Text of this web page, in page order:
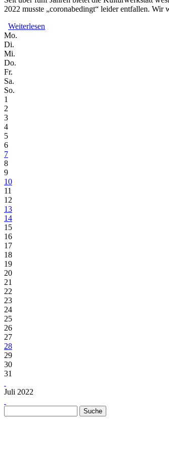
2022 musste „coronabedingt“ leider entfallen. Wir
Weiterlesen
Mo.
Di.
Mi.
Do.
Fr.
Sa.
So.
1
2
3
4
5
6
7
8
9
10
11
12
13
14
15
16
17
18
19
20
21
22
23
24
25
26
27
28
29
30
31
Juli 2022